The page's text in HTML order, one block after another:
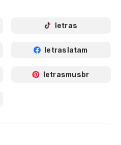
letras
letraslatam
letrasmusbr